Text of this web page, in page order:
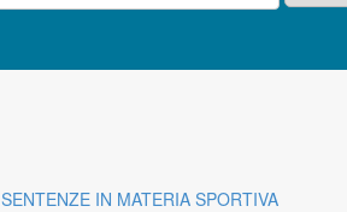
SENTENZE IN MATERIA SPORTIVA